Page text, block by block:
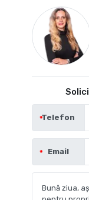
Telefon
Email